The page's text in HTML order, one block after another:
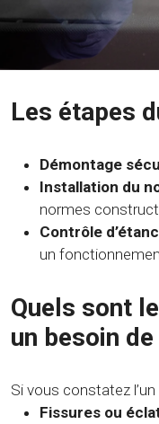
Les étapes
Démontage
Installation du
normes
Contrôle
un
Quels sont
un besoin
Si vous constatez
Fissures ou